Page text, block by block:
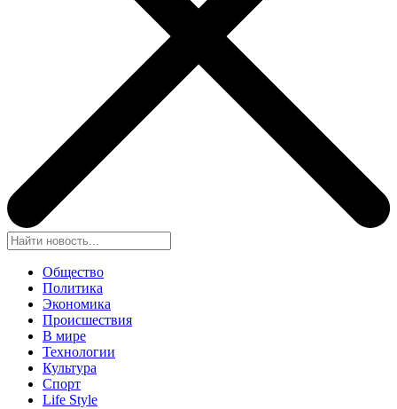
Общество
Политика
Экономика
Происшествия
В мире
Технологии
Культура
Спорт
Life Style